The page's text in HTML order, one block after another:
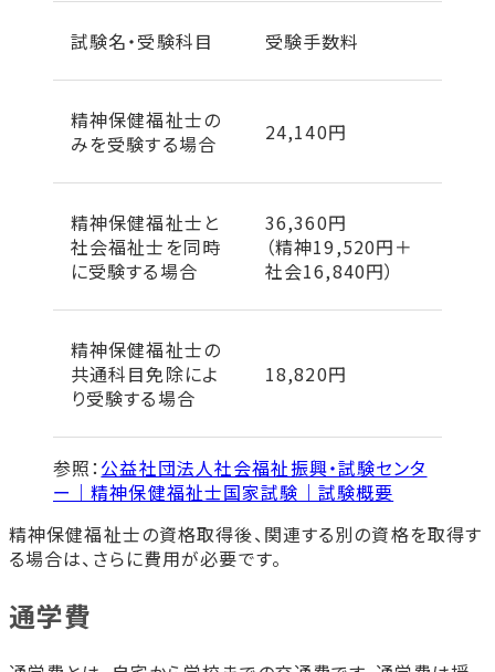
試験名・受験科目 受験手数料
精神保健福祉士の
みを受験する場合
24,140円
精神保健福祉士と
社会福祉士を同時
に受験する場合
36,360円
（精神19,520円＋
社会16,840円）
精神保健福祉士の
共通科目免除によ
り受験する場合
18,820円
参照：公益社団法人社会福祉振興・試験センタ
ー｜精神保健福祉士国家試験｜試験概要
精神保健福祉士の資格取得後、関連する別の資格を取得す
る場合は、さらに費用が必要です。
通学費